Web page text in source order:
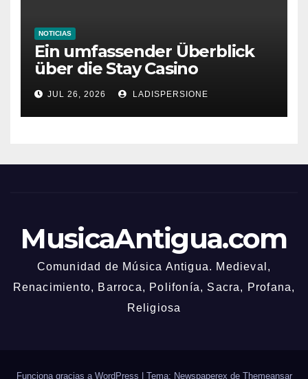
NOTICIAS
Ein umfassender Überblick
über die Stay Casino
Bonusbedingungen
JUL 26, 2026 LADISPERSIONE
MusicaAntigua.com
Comunidad de Música Antigua. Medieval,
Renacimiento, Barroca, Polifonía, Sacra, Profana,
Religiosa
Funciona gracias a WordPress Tema: Newspaperex de Themeansar